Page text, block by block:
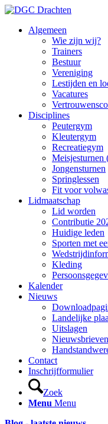
Algemeen
Wie zijn wij?
Trainers
Bestuur
Vereniging
Lestijden en
Vacatures
Disciplines
Peutergym
Kleutergym
Recreatiegym
Meisjesturnen
Jongensturnen
Springlessen
Fit voor
Lidmaatschap
Lid worden
Contributie
Huidige leden
Sporten met
Kleding
Kalender
Nieuws
Landelijke
Uitslagen
Contact
Inschrijfformulier
Zoek
Menu Menu